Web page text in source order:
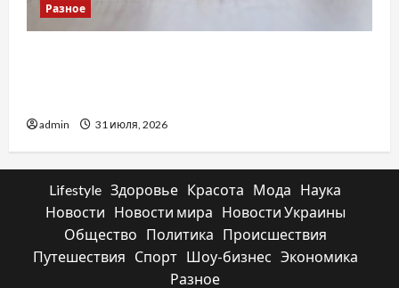
Разное
admin 31 июля, 2026
Lifestyle Здоровье Красота Мода
Наука
Новости
Новости мира
Новости Украины
Общество
Политика
Происшествия
Путешествия
Спорт Шоу-бизнес Экономика
Разное